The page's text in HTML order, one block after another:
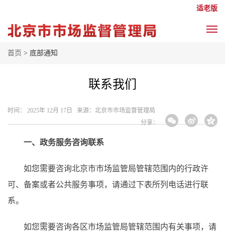
适老版
首页 > 底部通知
联系我们
时间： 2025年 12月 17日 来源： ​北京市市场监督管理局
分享：
一、政务服务咨询联系
如您需要咨询北京市市场监管局管辖范围内的行政许
可、备案或者公共服务事项，请通过下表所列电话进行联
系。
如您需要咨询各区市场监管局管辖范围内有关事项，请